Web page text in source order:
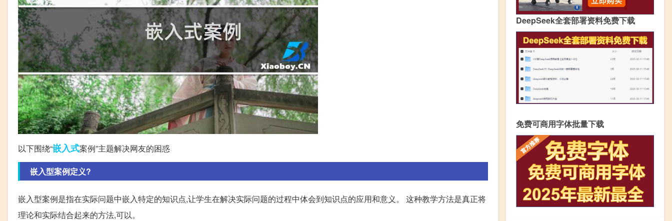
以下围绕“嵌入式案例”主题解决网友的困惑
嵌入型案例定义?
嵌入型案例是指在实际问题中嵌入特定的知识点,让学生在解决实际问题的过程中体会到知识点的应用和意义。 这种教学方法是真正将
理论和实际结合起来的方法,可以。
DeepSeek全套部署资料免费下载
免费可商用字体批量下载